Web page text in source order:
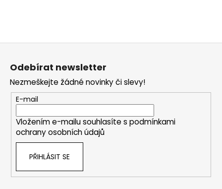
Z
Odebírat newsletter
Nezmeškejte žádné novinky či slevy!
E-mail
Vložením e-mailu souhlasíte s podmínkami
ochrany osobních údajů
PŘIHLÁSIT SE